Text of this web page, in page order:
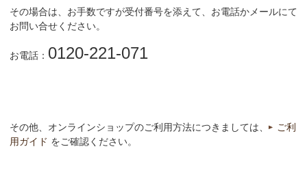
その場合は、お手数ですが受付番号を添えて、お電話かメールにて
お問い合せください。
お電話： 0120-221-071
その他、オンラインショップのご利用方法につきましては、
ご利
用ガイド をご確認ください。